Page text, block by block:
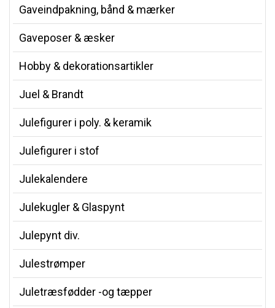
Gaveindpakning, bånd & mærker
Gaveposer & æsker
Hobby & dekorationsartikler
Juel & Brandt
Julefigurer i poly. & keramik
Julefigurer i stof
Julekalendere
Julekugler & Glaspynt
Julepynt div.
Julestrømper
Juletræsfødder -og tæpper